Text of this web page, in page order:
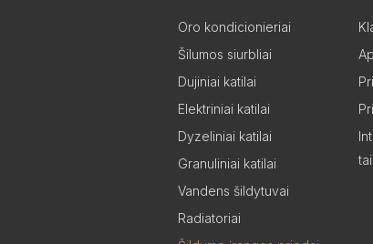
Oro kondicionieriai
Šilumos siurbliai
Dujiniai katilai
Elektriniai katilai
Dyzeliniai katilai
Granuliniai katilai
Vandens šildytuvai
Radiatoriai